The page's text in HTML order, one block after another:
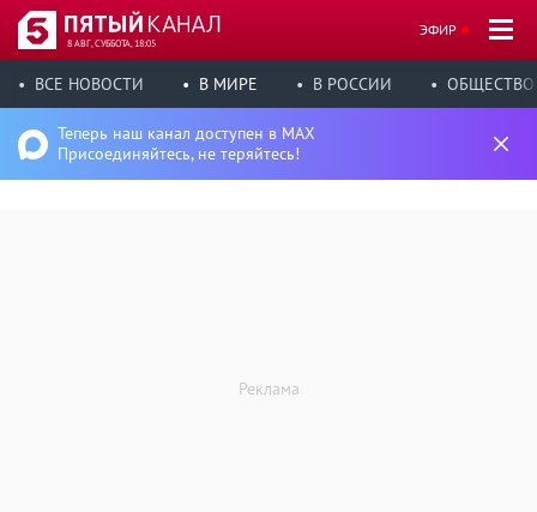
8 АВГ, СУББОТА, 18:05
ЭФИР
ВСЕ НОВОСТИ В МИРЕ В РОССИИ ОБЩЕСТВО
Теперь наш канал доступен в MAX
Присоединяйтесь, не теряйтесь!